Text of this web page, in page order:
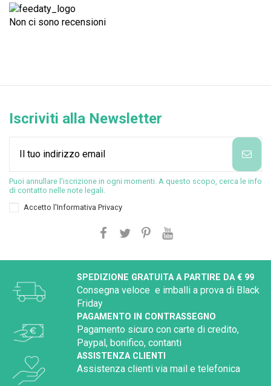
Non ci sono recensioni
Iscriviti alla Newsletter
Puoi annullare l'iscrizione in ogni momenti. A questo scopo, cerca le info
di contatto nelle note legali.
Accetto l'Informativa Privacy
SPEDIZIONE GRATUITA A PARTIRE DA € 99
Consegna veloce e imballi a prova di Black
Friday
PAGAMENTO IN CONTRASSEGNO
Pagamento sicuro con carte di credito,
Paypal, bonifico, contanti
ASSISTENZA CLIENTI
Assistenza clienti via mail e telefonica